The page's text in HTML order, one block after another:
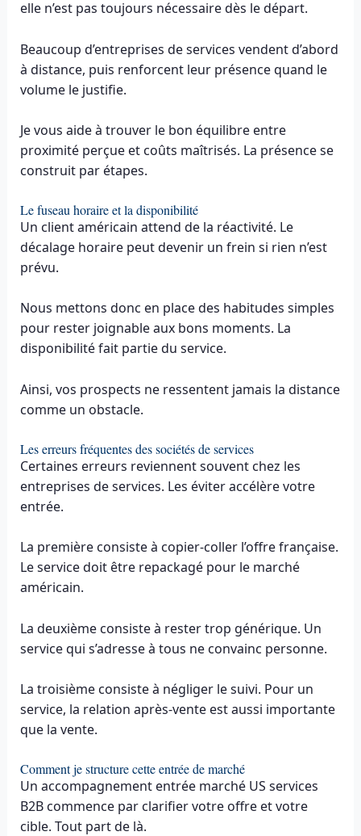
elle n’est pas toujours nécessaire dès le départ.
Beaucoup d’entreprises de services vendent d’abord
à distance, puis renforcent leur présence quand le
volume le justifie.
Je vous aide à trouver le bon équilibre entre
proximité perçue et coûts maîtrisés. La présence se
construit par étapes.
Le fuseau horaire et la disponibilité
Un client américain attend de la réactivité. Le
décalage horaire peut devenir un frein si rien n’est
prévu.
Nous mettons donc en place des habitudes simples
pour rester joignable aux bons moments. La
disponibilité fait partie du service.
Ainsi, vos prospects ne ressentent jamais la distance
comme un obstacle.
Les erreurs fréquentes des sociétés de services
Certaines erreurs reviennent souvent chez les
entreprises de services. Les éviter accélère votre
entrée.
La première consiste à copier-coller l’offre française.
Le service doit être repackagé pour le marché
américain.
La deuxième consiste à rester trop générique. Un
service qui s’adresse à tous ne convainc personne.
La troisième consiste à négliger le suivi. Pour un
service, la relation après-vente est aussi importante
que la vente.
Comment je structure cette entrée de marché
Un accompagnement entrée marché US services
B2B commence par clarifier votre offre et votre
cible. Tout part de là.